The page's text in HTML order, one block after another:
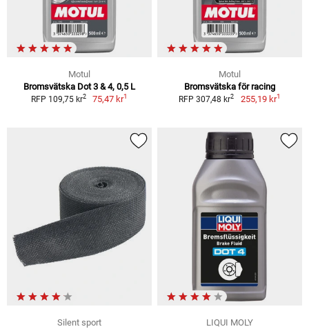
Motul
Bromsvätska Dot 3 & 4, 0,5 L
RFP 109,75 kr2 75,47 kr1
Motul
Bromsvätska för racing
RFP 307,48 kr2 255,19 kr1
Silent sport
LIQUI MOLY